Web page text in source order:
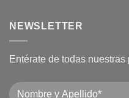
NEWSLETTER
Entérate de todas